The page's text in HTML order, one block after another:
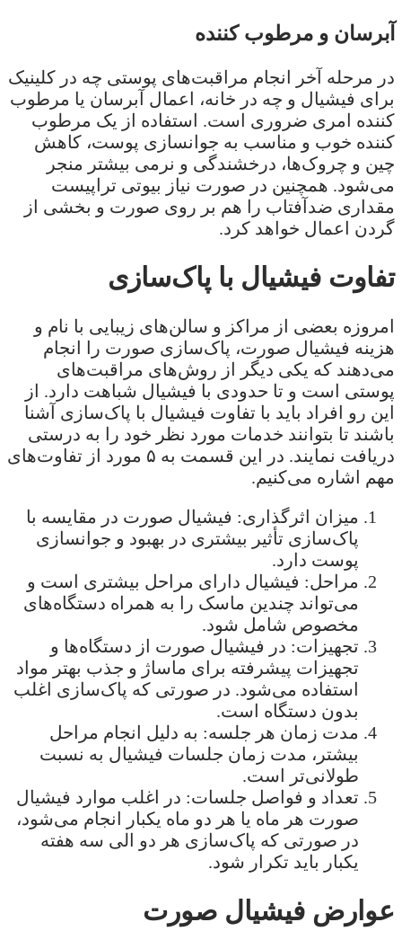
آبرسان و مرطوب کننده
در مرحله آخر انجام مراقبت‌های پوستی چه در کلینیک
برای فیشیال و چه در خانه، اعمال آبرسان یا مرطوب
کننده امری ضروری است. استفاده از یک مرطوب
کننده خوب و مناسب به جوانسازی پوست، کاهش
چین و چروک‌‌ها، درخشندگی و نرمی بیشتر منجر
می‌شود. همچنین در صورت نیاز بیوتی تراپیست
مقداری ضدآفتاب را هم بر روی صورت و بخشی از
گردن اعمال خواهد کرد.
تفاوت فیشیال با پاک‌سازی
امروزه بعضی از مراکز و سالن‌های زیبایی با نام و
هزینه فیشیال صورت، پاک‌سازی صورت را انجام
می‌دهند که یکی دیگر از روش‌های مراقبت‌های
پوستی است و تا حدودی با فیشیال شباهت دارد. از
این رو افراد باید با تفاوت فیشیال با پاک‌سازی آشنا
باشند تا بتوانند خدمات مورد نظر خود را به درستی
دریافت نمایند. در این قسمت به ۵ مورد از تفاوت‌های
مهم اشاره می‌کنیم.
میزان اثرگذاری: فیشیال صورت در مقایسه با
پاک‌سازی تأثیر بیشتری در بهبود و جوانسازی
پوست دارد.
مراحل: فیشیال دارای مراحل بیشتری است و
می‌تواند چندین ماسک را به همراه دستگاه‌های
مخصوص شامل شود.
تجهیزات: در فیشیال صورت از دستگاه‌ها و
تجهیزات پیشرفته برای ماساژ و جذب بهتر مواد
استفاده می‌شود. در صورتی که پاک‌سازی اغلب
بدون دستگاه است.
مدت زمان هر جلسه: به دلیل انجام مراحل
بیشتر، مدت زمان جلسات فیشیال به نسبت
طولانی‌تر است.
تعداد و فواصل جلسات: در اغلب موارد فیشیال
صورت هر ماه یا هر دو ماه یکبار انجام می‌شود،
در صورتی که پاک‌سازی هر دو الی سه هفته
یکبار باید تکرار شود.
عوارض فیشیال صورت